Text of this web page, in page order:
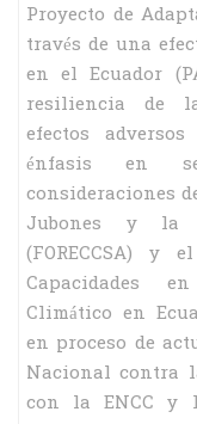
Proyecto de
través de una
en el Ecuador
resiliencia de
efectos
énfasis en
consideraciones
Jubones y la
(FORECCSA) y
Capacidades
Climático en
en proceso de
Nacional contra
con la ENCC y